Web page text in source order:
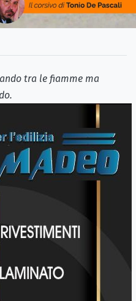
tra le fiamme ma